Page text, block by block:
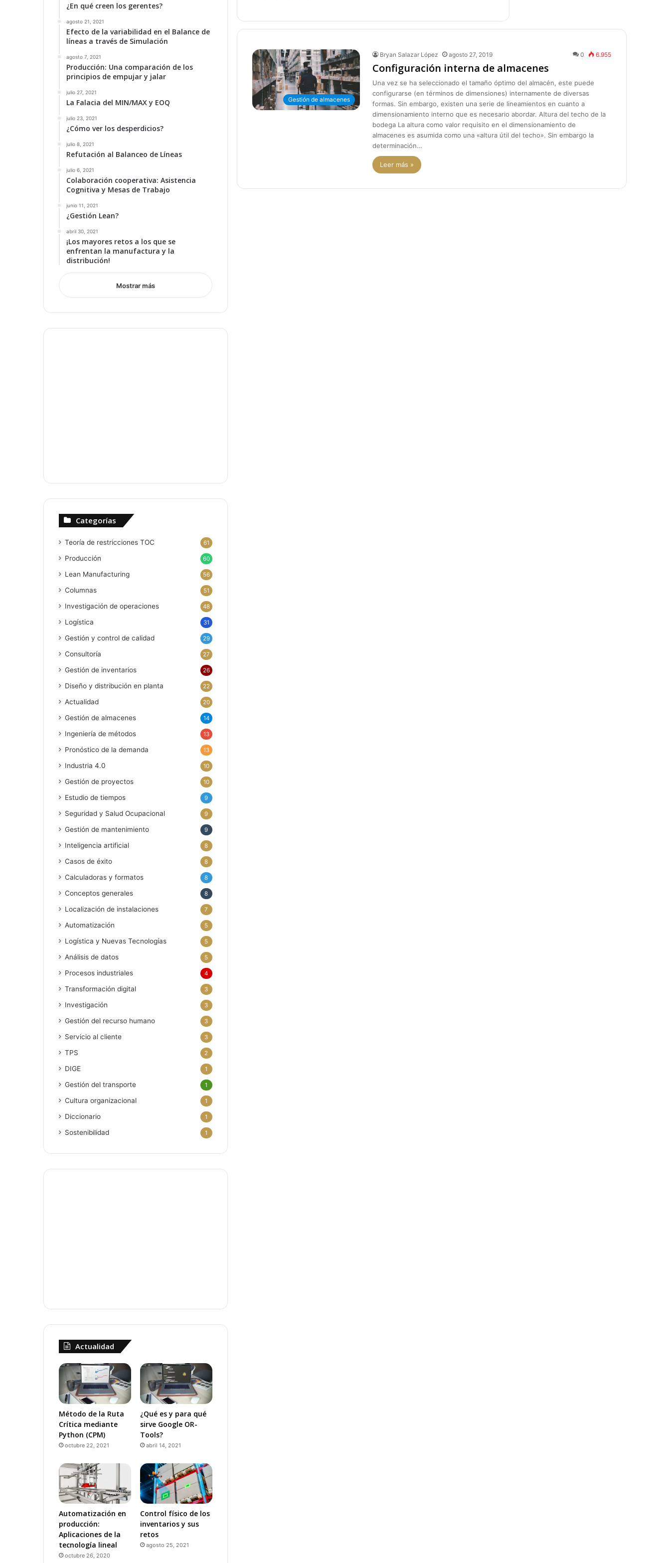
Gestión de almacenes
Bryan Salazar López agosto 27, 2019 0 6.955
Configuración interna de almacenes
Una vez se ha seleccionado el tamaño óptimo del almacén, este puede
configurarse (en términos de dimensiones) internamente de diversas
formas. Sin embargo, existen una serie de lineamientos en cuanto a
dimensionamiento interno que es necesario abordar. Altura del techo de la
bodega La altura como valor requisito en el dimensionamiento de
almacenes es asumida como una «altura útil del techo». Sin embargo la
determinación…
Leer más »
¿En qué creen los gerentes?
agosto 21, 2021
Efecto de la variabilidad en el Balance de
líneas a través de Simulación
agosto 7, 2021
Producción: Una comparación de los
principios de empujar y jalar
julio 27, 2021
La Falacia del MIN/MAX y EOQ
julio 23, 2021
¿Cómo ver los desperdicios?
julio 8, 2021
Refutación al Balanceo de Líneas
julio 6, 2021
Colaboración cooperativa: Asistencia
Cognitiva y Mesas de Trabajo
junio 11, 2021
¿Gestión Lean?
abril 30, 2021
¡Los mayores retos a los que se
enfrentan la manufactura y la
distribución!
Mostrar más
Categorías
Teoría de restricciones TOC 61
Producción 60
Lean Manufacturing 56
Columnas 51
Investigación de operaciones 48
Logística 31
Gestión y control de calidad 29
Consultoría 27
Gestión de inventarios 26
Diseño y distribución en planta 22
Actualidad 20
Gestión de almacenes 14
Ingeniería de métodos 13
Pronóstico de la demanda 13
Industria 4.0 10
Gestión de proyectos 10
Estudio de tiempos 9
Seguridad y Salud Ocupacional 9
Gestión de mantenimiento 9
Inteligencia artificial 8
Casos de éxito 8
Calculadoras y formatos 8
Conceptos generales 8
Localización de instalaciones 7
Automatización 5
Logística y Nuevas Tecnologías 5
Análisis de datos 5
Procesos industriales 4
Transformación digital 3
Investigación 3
Gestión del recurso humano 3
Servicio al cliente 3
TPS 2
DIGE 1
Gestión del transporte 1
Cultura organizacional 1
Diccionario 1
Sostenibilidad 1
Actualidad
Método de la Ruta
Crítica mediante
Python (CPM)
octubre 22, 2021
¿Qué es y para qué
sirve Google OR-
Tools?
abril 14, 2021
Automatización en
producción:
Aplicaciones de la
tecnología lineal
octubre 26, 2020
Control físico de los
inventarios y sus
retos
agosto 25, 2021